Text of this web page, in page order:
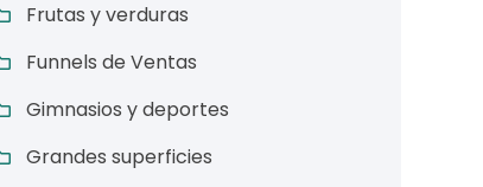
Frutas y verduras
Funnels de Ventas
Gimnasios y deportes
Grandes superficies